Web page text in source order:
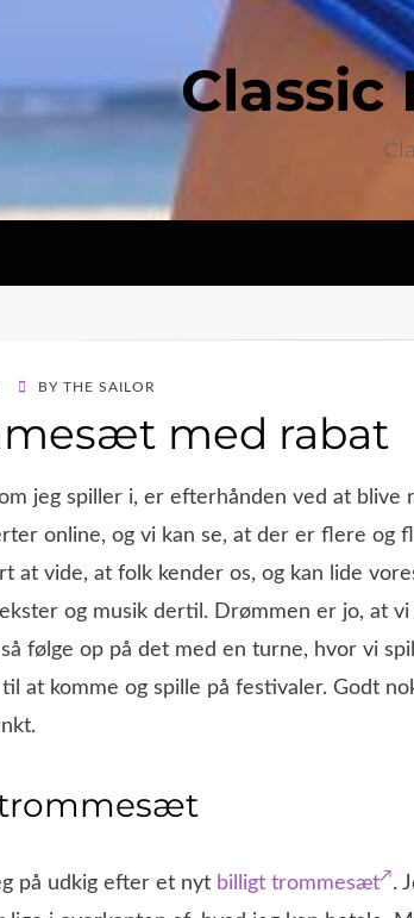
Classic
BY THE SAILOR
med rabat
jeg spiller i, er efterhånden ved at blive
online, og vi kan se, at der er flere og
at vide, at folk kender os, og kan lide
og musik dertil. Drømmen er jo, at
følge op på det med en turne, hvor vi
at komme og spille på festivaler. Godt
på udkig efter et nyt billigt trommesæt
.